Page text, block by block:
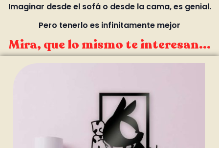
Imaginar desde el sofá o desde la cama, es genial.
Pero tenerlo es infinitamente mejor
Mira, que lo mismo te interesan...